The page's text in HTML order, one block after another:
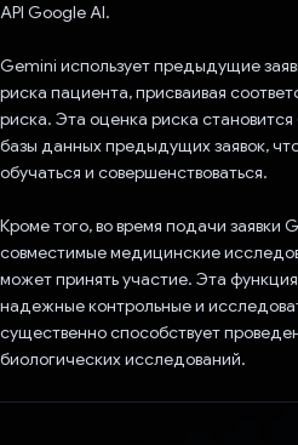
API Google AI.
Gemini использует предыдущие
риска пациента, присваивая
риска. Эта оценка риска
базы данных предыдущих заявок,
обучаться и совершенствоваться.
Кроме того, во время подачи заявки
совместимые медицинские
может принять участие. Эта
надежные контрольные и
существенно способствует
биологических исследований.